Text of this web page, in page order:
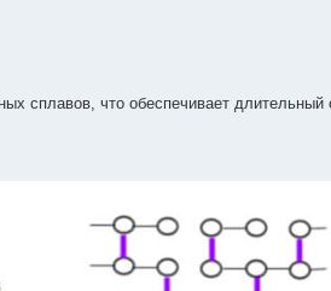
сплавов, что обеспечивает